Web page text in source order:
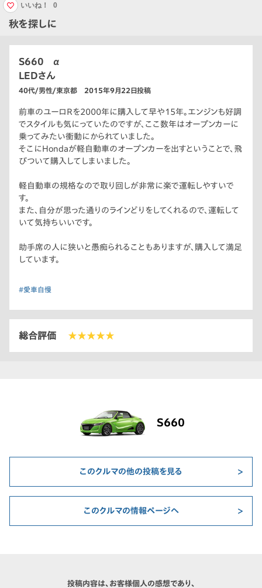
秋を探しに
いいね！ 0
S660 α
LEDさん
40代/男性/東京都 2015年9月22日投稿
前車のユーロＲを2000年に購入して早や15年。エンジンも好調
でスタイルも気にっていたのですが、ここ数年はオープンカーに
乗ってみたい衝動にかられていました。
そこにHondaが軽自動車のオープンカーを出すということで、飛
びついて購入してしまいました。
軽自動車の規格なので取り回しが非常に楽で運転しやすいで
す。
また、自分が思った通りのラインどりをしてくれるので、運転して
いて気持ちいいです。
助手席の人に狭いと愚痴られることもありますが、購入して満足
しています。
#愛車自慢
総合評価 ★★★★★
S660
このクルマの他の投稿を見る
このクルマの情報ページへ
投稿内容は、お客様個人の感想であり、